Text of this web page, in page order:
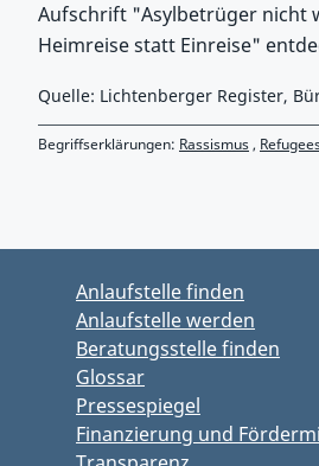
Aufschrift "Asylbetrüger nicht
Heimreise statt Einreise"
Quelle: Lichtenberger Register,
Begriffserklärungen: Rassismus,
Anlaufstelle finden
Anlaufstelle werden
Beratungsstelle finden
Glossar
Pressespiegel
Finanzierung und